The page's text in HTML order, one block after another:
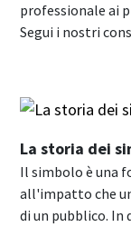
professionale ai
Segui i nostri
La storia dei
Il simbolo è una
all'impatto che
di un pubblico. In